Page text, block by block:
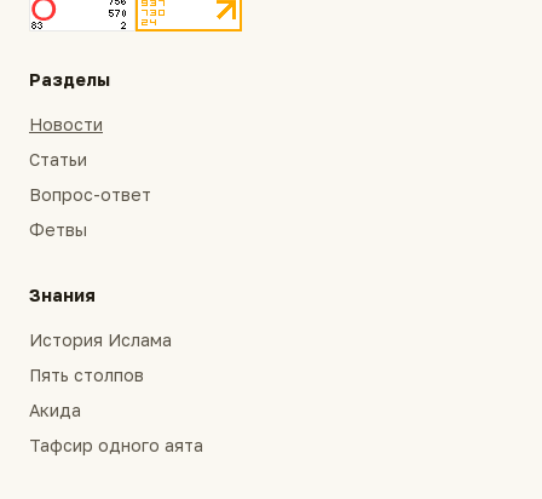
Разделы
Новости
Статьи
Вопрос-ответ
Фетвы
Знания
История Ислама
Пять столпов
Акида
Тафсир одного аята